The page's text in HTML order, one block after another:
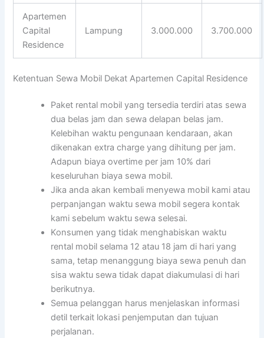
Apartemen
Capital
Residence
Lampung 3.000.000 3.700.000
Ketentuan Sewa Mobil Dekat Apartemen Capital Residence
Paket rental mobil yang tersedia terdiri atas sewa
dua belas jam dan sewa delapan belas jam.
Kelebihan waktu pengunaan kendaraan, akan
dikenakan extra charge yang dihitung per jam.
Adapun biaya overtime per jam 10% dari
keseluruhan biaya sewa mobil.
Jika anda akan kembali menyewa mobil kami atau
perpanjangan waktu sewa mobil segera kontak
kami sebelum waktu sewa selesai.
Konsumen yang tidak menghabiskan waktu
rental mobil selama 12 atau 18 jam di hari yang
sama, tetap menanggung biaya sewa penuh dan
sisa waktu sewa tidak dapat diakumulasi di hari
berikutnya.
Semua pelanggan harus menjelaskan informasi
detil terkait lokasi penjemputan dan tujuan
perjalanan.